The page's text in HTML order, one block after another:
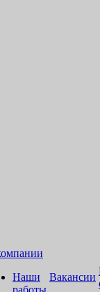
Наши
работы
Вакансии